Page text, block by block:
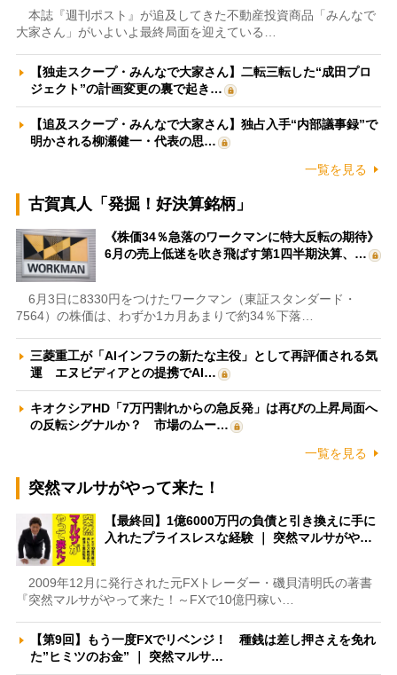
本誌『週刊ポスト』が追及してきた不動産投資商品「みんなで
大家さん」がいよいよ最終局面を迎えている…
【独走スクープ・みんなで大家さん】二転三転した“成田プロ
ジェクト”の計画変更の裏で起き…
【追及スクープ・みんなで大家さん】独占入手“内部議事録”で
明かされる柳瀬健一・代表の思…
一覧を見る
古賀真人「発掘！好決算銘柄」
《株価34％急落のワークマンに特大反転の期待》
6月の売上低迷を吹き飛ばす第1四半期決算、…
6月3日に8330円をつけたワークマン（東証スタンダード・
7564）の株価は、わずか1カ月あまりで約34％下落…
三菱重工が「AIインフラの新たな主役」として再評価される気
運 エヌビディアとの提携でAI…
キオクシアHD「7万円割れからの急反発」は再びの上昇局面へ
の反転シグナルか？ 市場のムー…
一覧を見る
突然マルサがやって来た！
【最終回】1億6000万円の負債と引き換えに手に
入れたプライスレスな経験 ｜ 突然マルサがや…
2009年12月に発行された元FXトレーダー・磯貝清明氏の著書
『突然マルサがやって来た！～FXで10億円稼い…
【第9回】もう一度FXでリベンジ！ 種銭は差し押さえを免れ
た”ヒミツのお金” ｜ 突然マルサ…